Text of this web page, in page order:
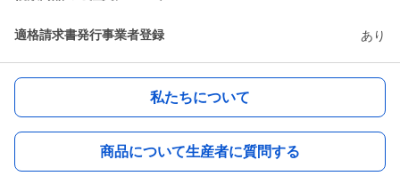
適格請求書発行事業者登録 あり
私たちについて
商品について生産者に質問する